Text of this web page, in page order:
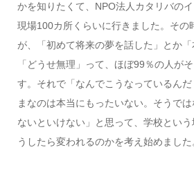
かを知りたくて、NPO法人カタリバの
現場100カ所くらいに行きました。その
が、「初めて将来の夢を話した」とか「
「どうせ無理」って、ほぼ99％の人が
す。それで「なんでこうなっているん
まなのは本当にもったいない。そうで
ないといけない」と思って、学校とい
うしたら変われるのかを考え始めました